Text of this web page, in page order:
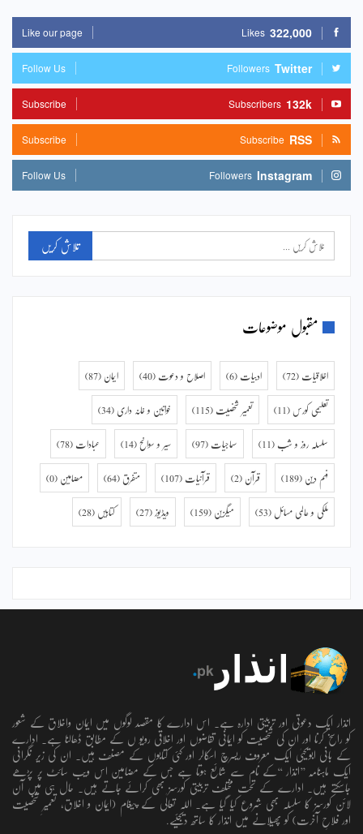
322,000
Likes
Like our page
Twitter
Followers
Follow Us
132k
Subscribers
Subscribe
RSS
Subscribe
Subscribe
Instagram
Followers
Follow Us
مقبول موضوعات
اخلاقیات (72) ادبیات (6) اصلاح و دعوت (40) ایمان (87)
تعلیمی کورس (11) تعمیر شخصیت (115) خواتین و خانہ داری (34)
سلسلہ روز و شب (11) سماجیات (97) سیر و سوانح (14) عبادات (78)
فہم دین (189) قرآن (2) قرآنیات (107) متفرق (64) مضامین (0)
ملکی و عالمی مسائل (53) میگزین (159) ویڈیوز (27) کتابیں (28)
انذار ایک دعوتی اور تربیتی ادارہ ہے۔ اس ادارے کا مقصد لوگوں میں ایمان واخلاق کے شعور
کو راسخ کرنا اور ان کی شخصیت کو ایمانی تقاضوں اور اخلاقی رویو ں کے مطابق ڈھالنا ہے۔ ادارے
کے بانی ابویحییٰ ایک معروف ریسرچ اسکالر اور کئی کتابوں کے مصنف ہیں۔ ان کی زیر نگرانی
ایک ماہنامہ ’’انذار ‘‘کے نام سے شائع ہوتا ہے جس کے مضامین اس ویب سائٹ پر پڑھے
جاسکتے ہیں۔ ادارے کے تحت مختلف تربیتی کورسز بھی کرائے جاتے ہیں۔ حال ہی میں آن
لائن کورسز کا سلسلہ بھی شروع کیا گیا ہے۔ اللہ تعالٰی کے پیغام (ایمان و اخلاق، تعمیرِ شخصیت
اور فلاحِ آخرت) کو پھیلانے میں انذار کا ساتھ دیجئیے.